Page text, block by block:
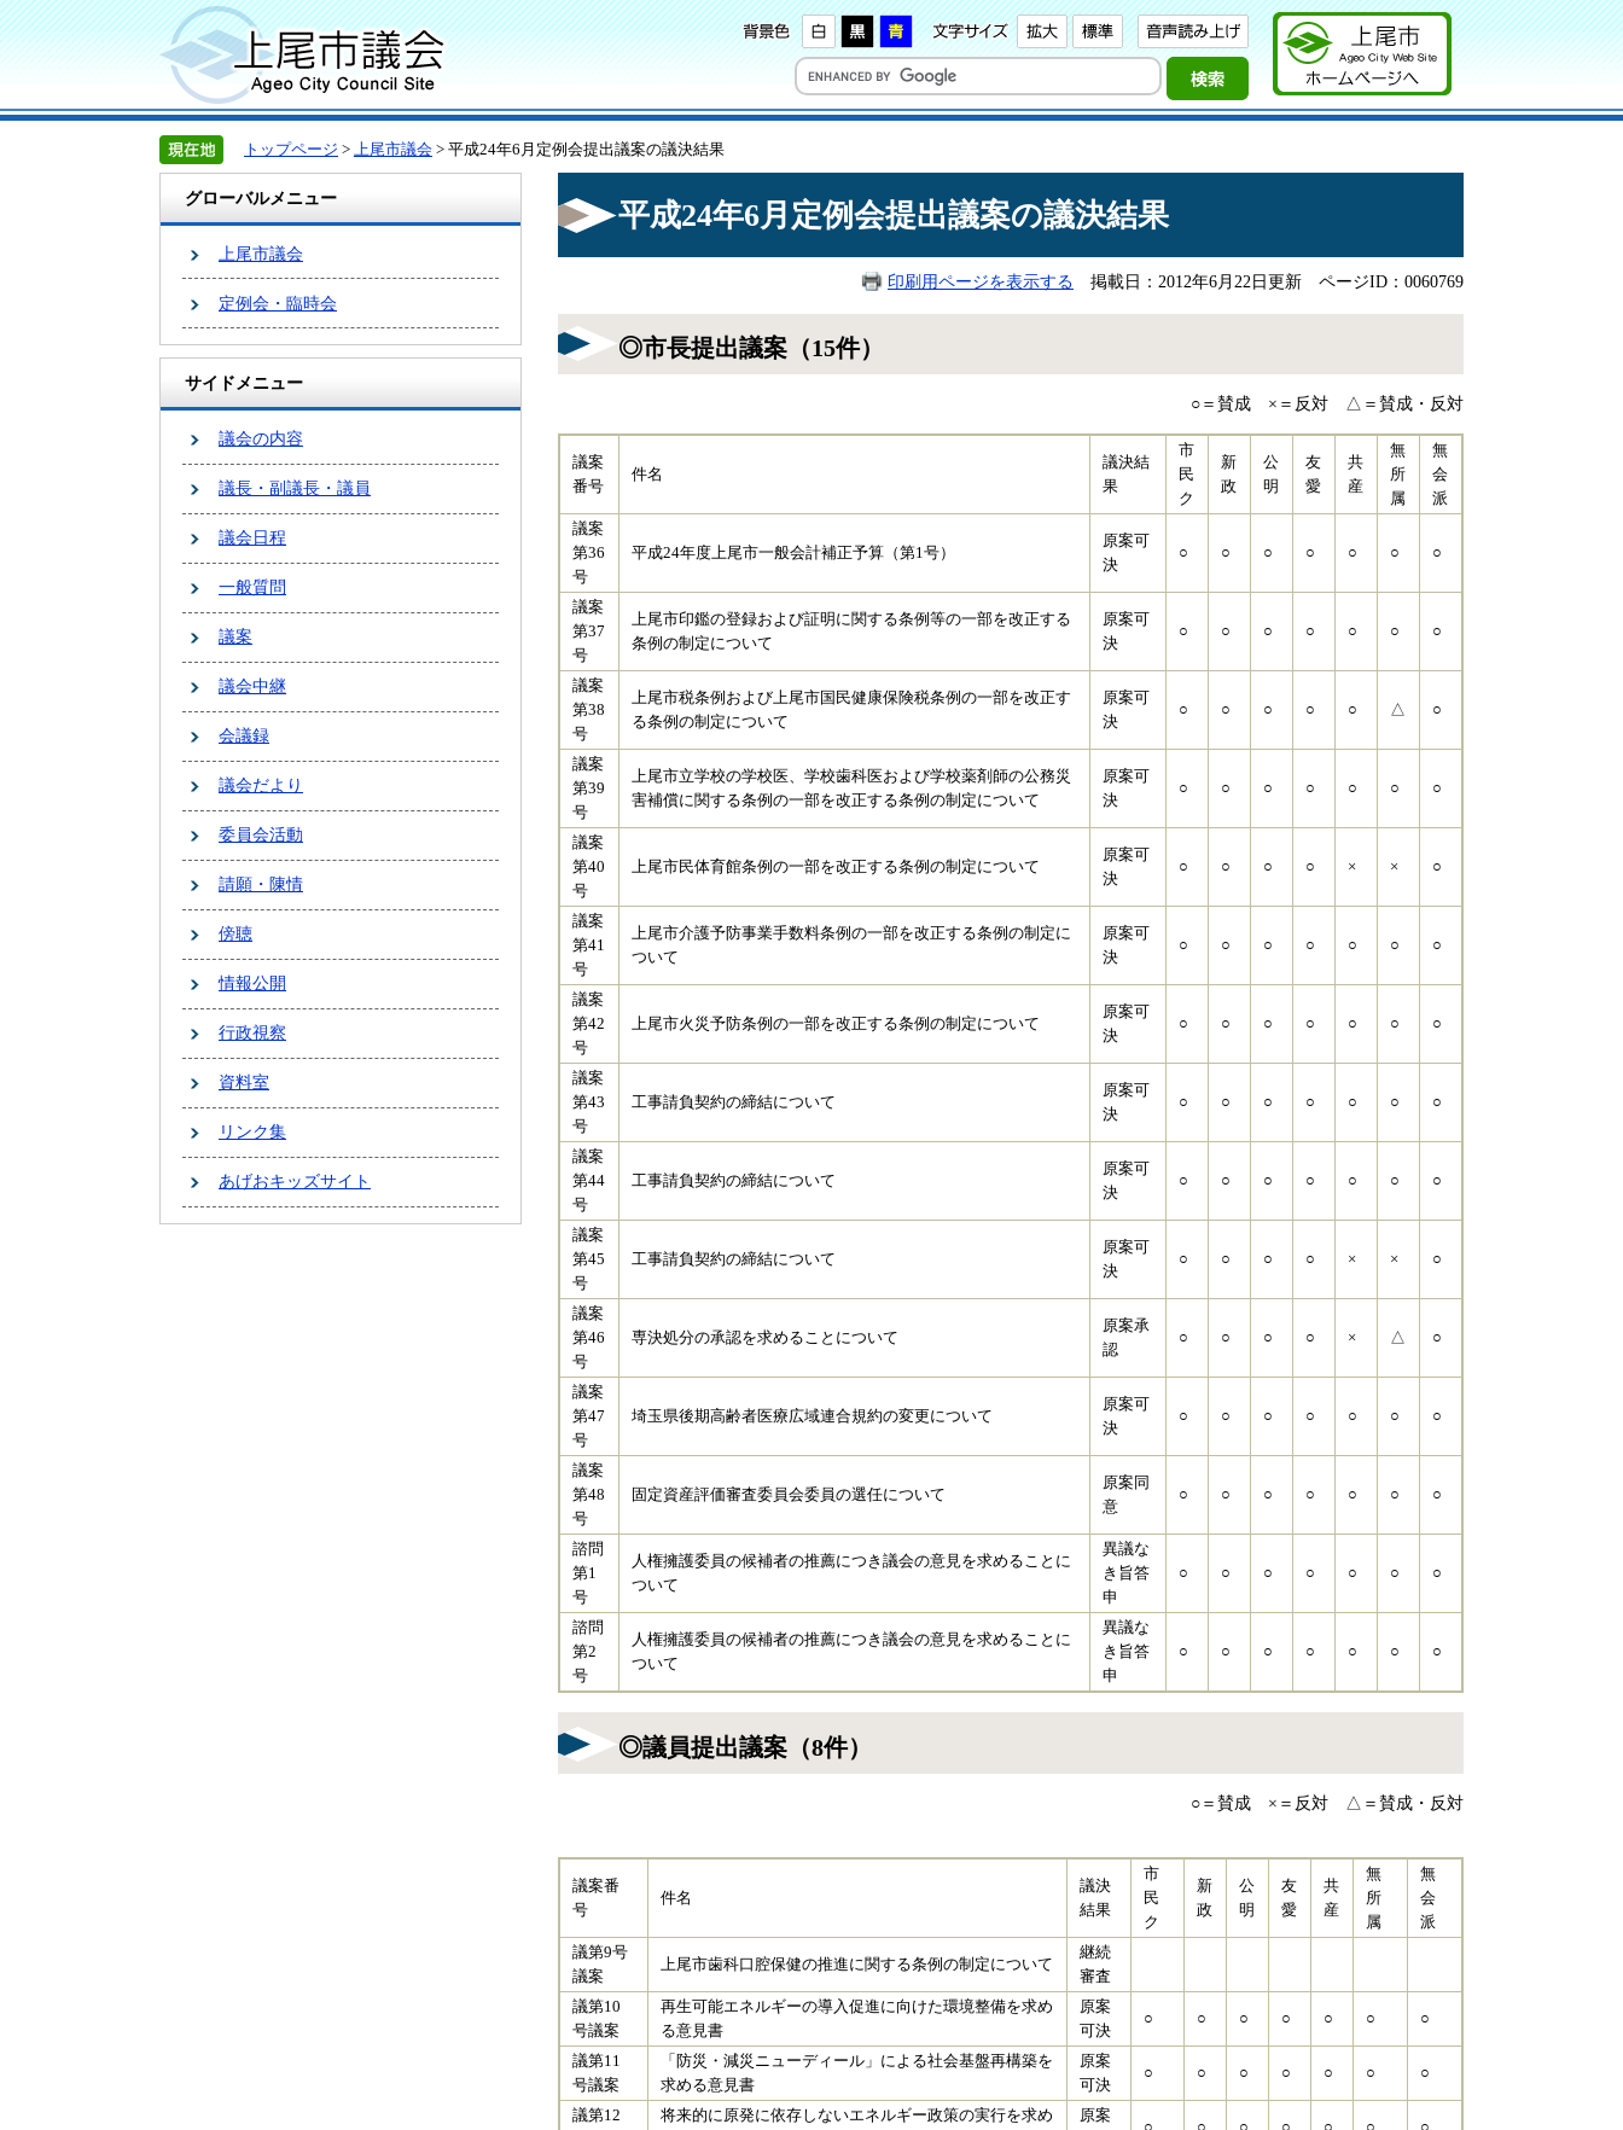
トップページ > 上尾市議会 > 平成24年6月定例会提出議案の議決結果
グローバルメニュー
上尾市議会
定例会・臨時会
サイドメニュー
議会の内容
議長・副議長・議員
議会日程
一般質問
議案
議会中継
会議録
議会だより
委員会活動
請願・陳情
傍聴
情報公開
行政視察
資料室
リンク集
あげおキッズサイト
平成24年6月定例会提出議案の議決結果
印刷用ページを表示する 掲載日：2012年6月22日更新 ページID：0060769
◎市長提出議案（15件）
○＝賛成 ×＝反対 △＝賛成・反対
議案
番号
件名
議決結
果
市
民
ク
新
政
公
明
友
愛
共
産
無
所
属
無
会
派
議案
第36
号
平成24年度上尾市一般会計補正予算（第1号）
原案可
決
○ ○ ○ ○ ○ ○ ○
議案
第37
号
上尾市印鑑の登録および証明に関する条例等の一部を改正する
条例の制定について
原案可
決
○ ○ ○ ○ ○ ○ ○
議案
第38
号
上尾市税条例および上尾市国民健康保険税条例の一部を改正す
る条例の制定について
原案可
決
○ ○ ○ ○ ○ △ ○
議案
第39
号
上尾市立学校の学校医、学校歯科医および学校薬剤師の公務災
害補償に関する条例の一部を改正する条例の制定について
原案可
決
○ ○ ○ ○ ○ ○ ○
議案
第40
号
上尾市民体育館条例の一部を改正する条例の制定について
原案可
決
○ ○ ○ ○ × × ○
議案
第41
号
上尾市介護予防事業手数料条例の一部を改正する条例の制定に
ついて
原案可
決
○ ○ ○ ○ ○ ○ ○
議案
第42
号
上尾市火災予防条例の一部を改正する条例の制定について
原案可
決
○ ○ ○ ○ ○ ○ ○
議案
第43
号
工事請負契約の締結について
原案可
決
○ ○ ○ ○ ○ ○ ○
議案
第44
号
工事請負契約の締結について
原案可
決
○ ○ ○ ○ ○ ○ ○
議案
第45
号
工事請負契約の締結について
原案可
決
○ ○ ○ ○ × × ○
議案
第46
号
専決処分の承認を求めることについて
原案承
認
○ ○ ○ ○ × △ ○
議案
第47
号
埼玉県後期高齢者医療広域連合規約の変更について
原案可
決
○ ○ ○ ○ ○ ○ ○
議案
第48
号
固定資産評価審査委員会委員の選任について
原案同
意
○ ○ ○ ○ ○ ○ ○
諮問
第1
号
人権擁護委員の候補者の推薦につき議会の意見を求めることに
ついて
異議な
き旨答
申
○ ○ ○ ○ ○ ○ ○
諮問
第2
号
人権擁護委員の候補者の推薦につき議会の意見を求めることに
ついて
異議な
き旨答
申
○ ○ ○ ○ ○ ○ ○
◎議員提出議案（8件）
○＝賛成 ×＝反対 △＝賛成・反対
議案番
号
件名
議決
結果
市
民
ク
新
政
公
明
友
愛
共
産
無
所
属
無
会
派
議第9号
議案
上尾市歯科口腔保健の推進に関する条例の制定について
継続
審査
議第10
号議案
再生可能エネルギーの導入促進に向けた環境整備を求め
る意見書
原案
可決
○ ○ ○ ○ ○ ○ ○
議第11
号議案
「防災・減災ニューディール」による社会基盤再構築を
求める意見書
原案
可決
○ ○ ○ ○ ○ ○ ○
議第12
将来的に原発に依存しないエネルギー政策の実行を求め
原案